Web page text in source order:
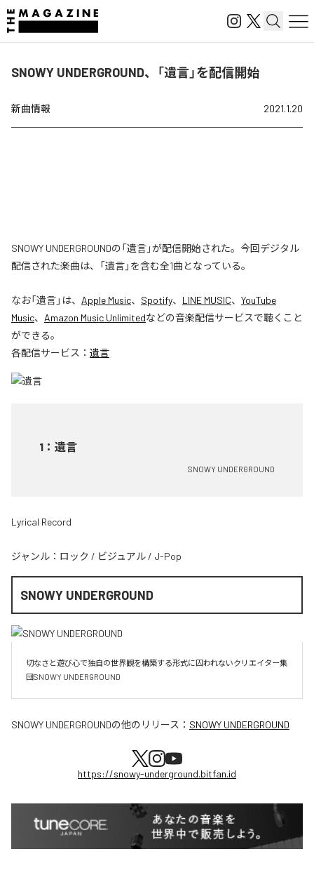
SNOWY UNDERGROUND、「遺言」を配信開始
新曲情報 2021.1.20
SNOWY UNDERGROUNDの「遺言」が配信開始された。今回デジタル
配信された楽曲は、「遺言」を含む全1曲となっている。
なお「遺言」は、 Apple Music、 Spotify、 LINE MUSIC、 YouTube
Music、 Amazon Music Unlimitedなどの音楽配信サービスで聴くこと
ができる。
各配信サービス： 遺言
1 ： 遺言
SNOWY UNDERGROUND
Lyrical Record
ジャンル： ロック / ビジュアル / J-Pop
SNOWY UNDERGROUND
切なさと遊び心で独自の世界観を構築する形式に囚われないクリエイター集
団SNOWY UNDERGROUND
SNOWY UNDERGROUNDの他のリリース： SNOWY UNDERGROUND
https://snowy-underground.bitfan.id